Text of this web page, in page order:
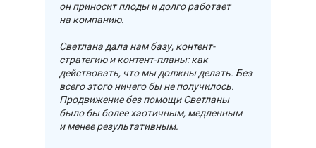
он приносит плоды и долго работает
на компанию.
Светлана дала нам базу, контент-
стратегию и контент-планы: как
действовать, что мы должны делать. Без
всего этого ничего бы не получилось.
Продвижение без помощи Светланы
было бы более хаотичным, медленным
и менее результативным.